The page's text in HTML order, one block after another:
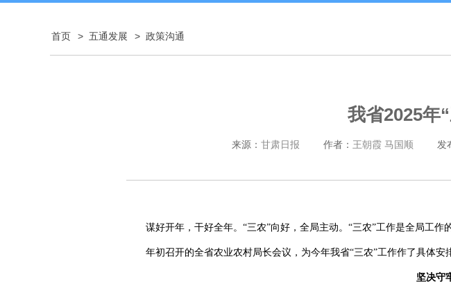
首页 > 五通发展 > 政策沟通
我省2025年
来源： 甘肃日报 作者： 王朝霞 马国顺 发
谋好开年，干好全年。“三农”向好，全局主动。“三农”工作是全局工作
年初召开的全省农业农村局长会议，为今年我省“三农”工作作了具体安
坚决守